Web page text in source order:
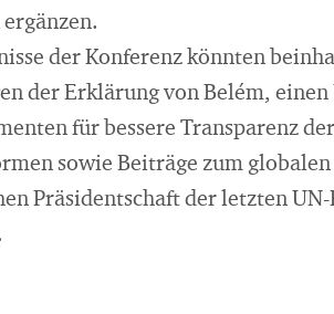
der Konferenz könnten
der Erklärung von Belém,
für bessere Transparenz
sowie Beiträge zum
Präsidentschaft der letzten